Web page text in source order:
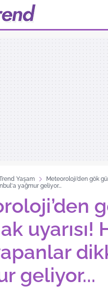
Yaşam
Meteoroloji’den gök
yağmur geliyor...
uyarısı!
geliyor...